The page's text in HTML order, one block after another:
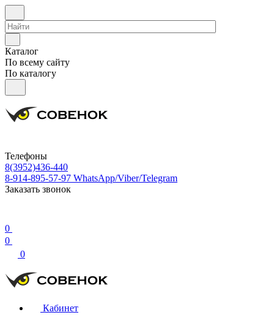
Каталог
По всему сайту
По каталогу
Телефоны
8(3952)436-440
8-914-895-57-97 WhatsApp/Viber/Telegram
Заказать звонок
0
0
0
Кабинет